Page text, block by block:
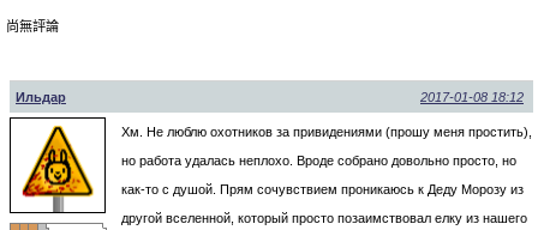
尚無評論
Ильдар 2017-01-08 18:12
Хм. Не люблю охотников за привидениями (прошу меня простить),
но работа удалась неплохо. Вроде собрано довольно просто, но
как-то с душой. Прям сочувствием проникаюсь к Деду Морозу из
другой вселенной, который просто позаимствовал елку из нашего